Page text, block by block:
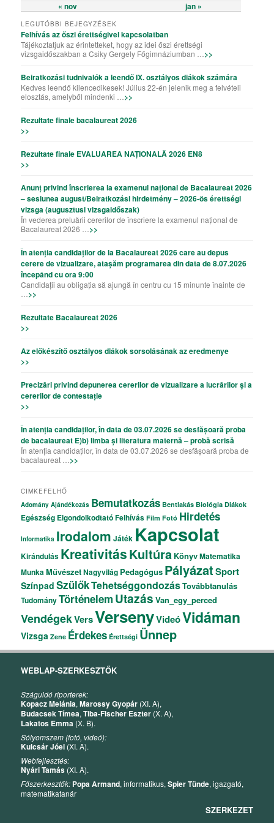
« nov jan »
LEGUTÓBBI BEJEGYZÉSEK
Felhívás az őszi érettségivel kapcsolatban
Tájékoztatjuk az érintetteket, hogy az idei őszi érettségi
vizsgaidőszakban a Csiky Gergely Főgimnáziumban … >>
Beiratkozási tudnivalók a leendő IX. osztályos diákok számára
Kedves leendő kilencedikesek! Július 22-én jelenik meg a felvételi
elosztás, amelyből mindenki … >>
Rezultate finale bacalaureat 2026
>>
Rezultate finale EVALUAREA NAȚIONALĂ 2026 EN8
>>
Anunț privind înscrierea la examenul național de Bacalaureat 2026
– sesiunea august/Beiratkozási hirdetmény – 2026-ös érettségi
vizsga (augusztusi vizsgaidőszak)
În vederea preluării cererilor de înscriere la examenul național de
Bacalaureat 2026 … >>
În atenția candidaților de la Bacalaureat 2026 care au depus
cerere de vizualizare, atașăm programarea din data de 8.07.2026
începând cu ora 9:00
Candidații au obligația să ajungă în centru cu 15 minunte înainte de
>>
Rezultate Bacalaureat 2026
>>
Az előkészítő osztályos diákok sorsolásának az eredmenye
>>
Precizǎri privind depunerea cererilor de vizualizare a lucrǎrilor şi a
cererilor de contestație
>>
În atenția candidaților, în data de 03.07.2026 se desfășoară proba
de bacalaureat E)b) limba și literatura maternă – probă scrisă
În atenția candidaților, în data de 03.07.2026 se desfășoară proba de
bacalaureat … >>
CIMKEFELHŐ
Adomány Ajándékozás Bemutatkozás Bentlakás Biológia Diákok
Egészség ElgondolkodtatóFelhívás Film Fotó Hirdetés
Informatika Irodalom Játék Kapcsolat
Kirándulás KreativitásKultúra KönyvMatematika
MunkaMűvészetNagyvilág Pedagógus PályázatSport
Színpad SzülőkTehetséggondozásTovábbtanulás
TudományTörténelem Utazás Van_egy_perced
VendégekVersVersenyVideóVidáman
Vizsga Zene Érdekes Érettségi Ünnep
WEBLAP-SZERKESZTŐK
Száguldó riporterek:
Kopacz Melánia,Marossy Gyopár (XI. A),
Budacsek Tímea,Tiba-Fischer Eszter (X. A),
Lakatos Emma (X. B).
Sólyomszem (fotó, videó):
Kulcsár Jóel (XI. A).
Webfejlesztés:
Nyári Tamás (XI. A).
Főszerkesztők: Popa Armand, informatikus,Spier Tünde, igazgató,
matematikatanár
SZERKEZET